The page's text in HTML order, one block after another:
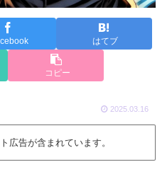
はてブ
コピー
2025.03.16
広告が含まれています。